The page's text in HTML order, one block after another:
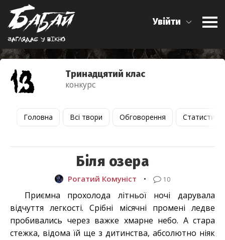
Заглядає у вiкно
Увійти
Тринадцятий клас
конкурс
Головна Всі твори Обговорення Статистика
Біля озера
Рогатий Комуніст • 10
Приємна прохолода літньої ночі дарувала
відчуття легкості. Срібні місячні промені ледве
пробивались через важке хмарне небо. А стара
стежка, відома їй ще з дитинства, абсолютно ніяк